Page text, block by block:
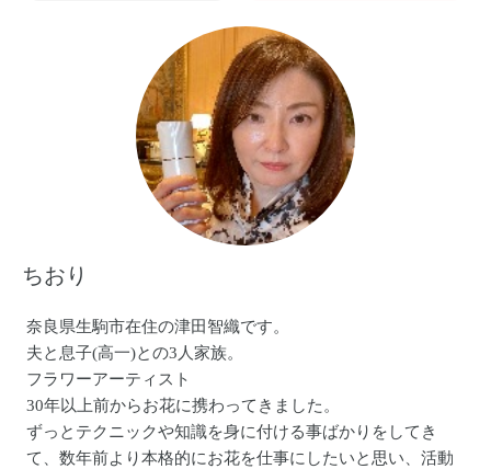
ちおり
奈良県生駒市在住の津田智織です。
夫と息子(高一)との3人家族。
フラワーアーティスト
30年以上前からお花に携わってきました。
ずっとテクニックや知識を身に付ける事ばかりをしてき
て、数年前より本格的にお花を仕事にしたいと思い、活動